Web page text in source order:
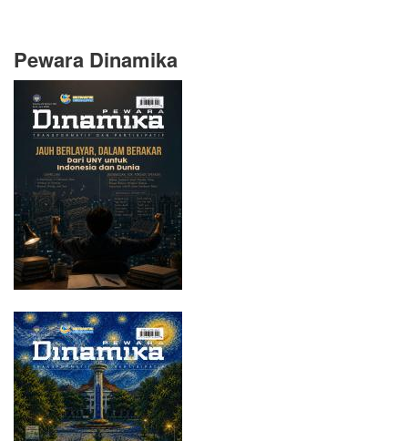
Pewara Dinamika